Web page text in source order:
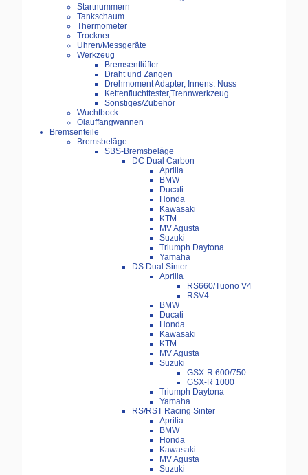
Startnummern
Tankschaum
Thermometer
Trockner
Uhren/Messgeräte
Werkzeug
Bremsentlüfter
Draht und Zangen
Drehmoment Adapter, Innens. Nuss
Kettenfluchttester,Trennwerkzeug
Sonstiges/Zubehör
Wuchtbock
Ölauffangwannen
Bremsenteile
Bremsbeläge
SBS-Bremsbeläge
DC Dual Carbon
Aprilia
BMW
Ducati
Honda
Kawasaki
KTM
MV Agusta
Suzuki
Triumph Daytona
Yamaha
DS Dual Sinter
Aprilia
RS660/Tuono V4
RSV4
BMW
Ducati
Honda
Kawasaki
KTM
MV Agusta
Suzuki
GSX-R 600/750
GSX-R 1000
Triumph Daytona
Yamaha
RS/RST Racing Sinter
Aprilia
BMW
Honda
Kawasaki
MV Agusta
Suzuki